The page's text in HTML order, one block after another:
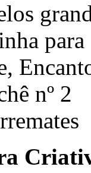
nº 2